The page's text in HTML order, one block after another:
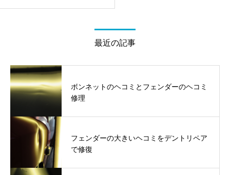
最近の記事
ボンネットのヘコミとフェンダーのヘコミ
修理
フェンダーの大きいヘコミをデントリペア
で修復